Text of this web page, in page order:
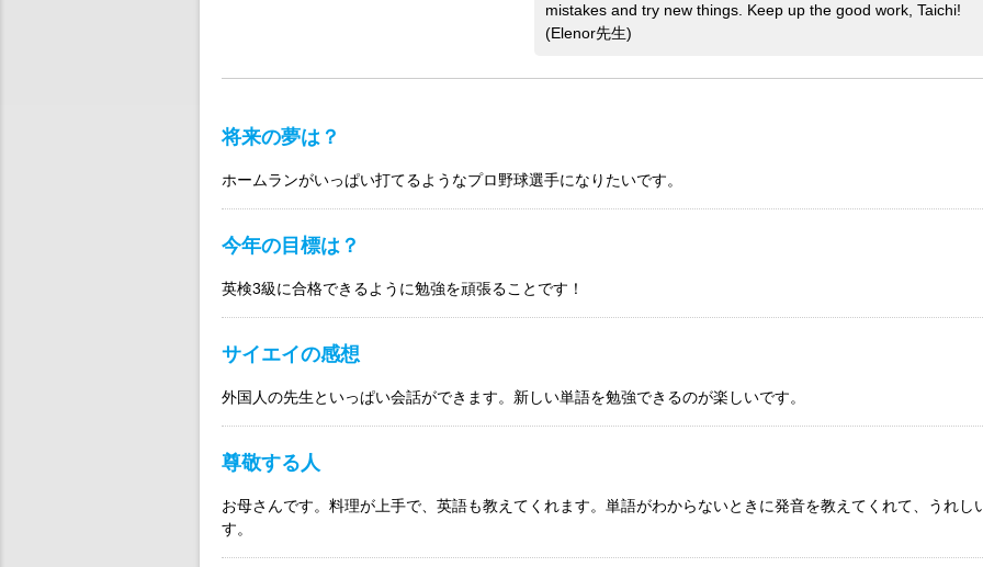
mistakes and try new things. Keep up the good work, Taichi!
(Elenor先生)
将来の夢は？
ホームランがいっぱい打てるようなプロ野球選手になりたいです。
今年の目標は？
英検3級に合格できるように勉強を頑張ることです！
サイエイの感想
外国人の先生といっぱい会話ができます。新しい単語を勉強できるのが楽しいです。
尊敬する人
お母さんです。料理が上手で、英語も教えてくれます。単語がわからないときに発音を教えてくれて、うれし
す。